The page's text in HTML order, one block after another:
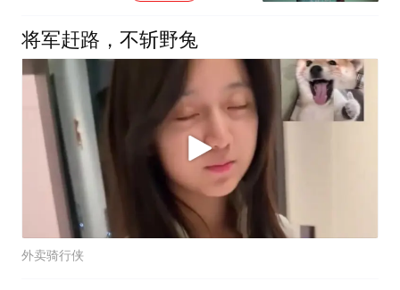
将军赶路，不斩野兔
外卖骑行侠